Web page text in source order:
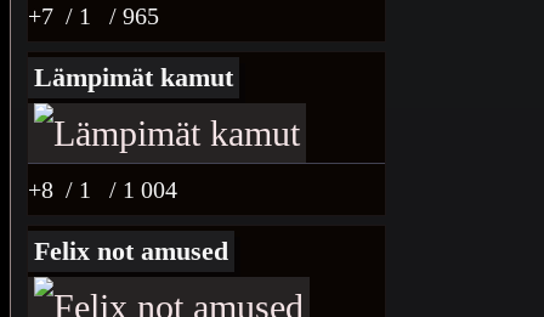
+7 / 1 / 965
Lämpimät kamut
+8 / 1 / 1 004
Felix not amused